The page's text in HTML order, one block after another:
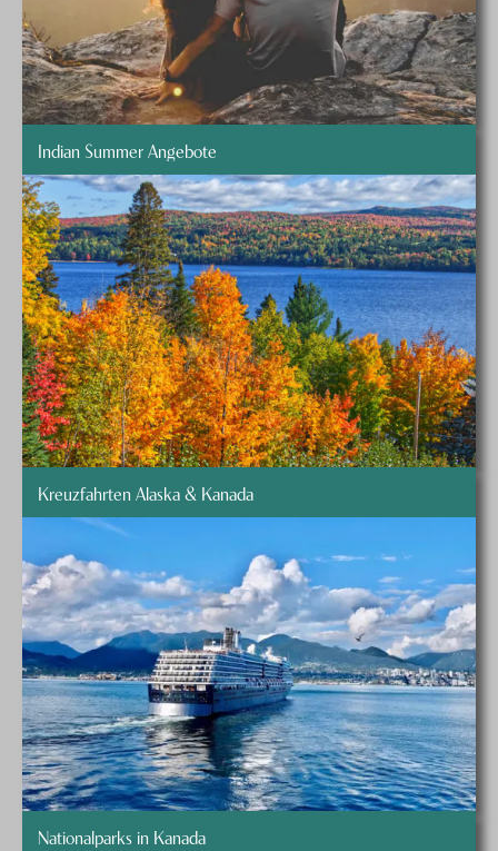
Ganz gleich, welche Art von Kanada Reisen Ihnen
genau am Herzen liegt: Unsere fachkundigenKanada
Spezialistenkennen sich aus und beraten Sie gerne
umfassend bei der individuellen Planung Ihrer Kanada
Ferien. Egal ob Sie Aktivferien
Wanderferien,Winterferien, wunderbareWildlife-
Touren , Mietwagenrundreisen oderZugreisen
planen.
Indian Summer Angebote
Kreuzfahrten Alaska & Kanada
Nationalparks in Kanada